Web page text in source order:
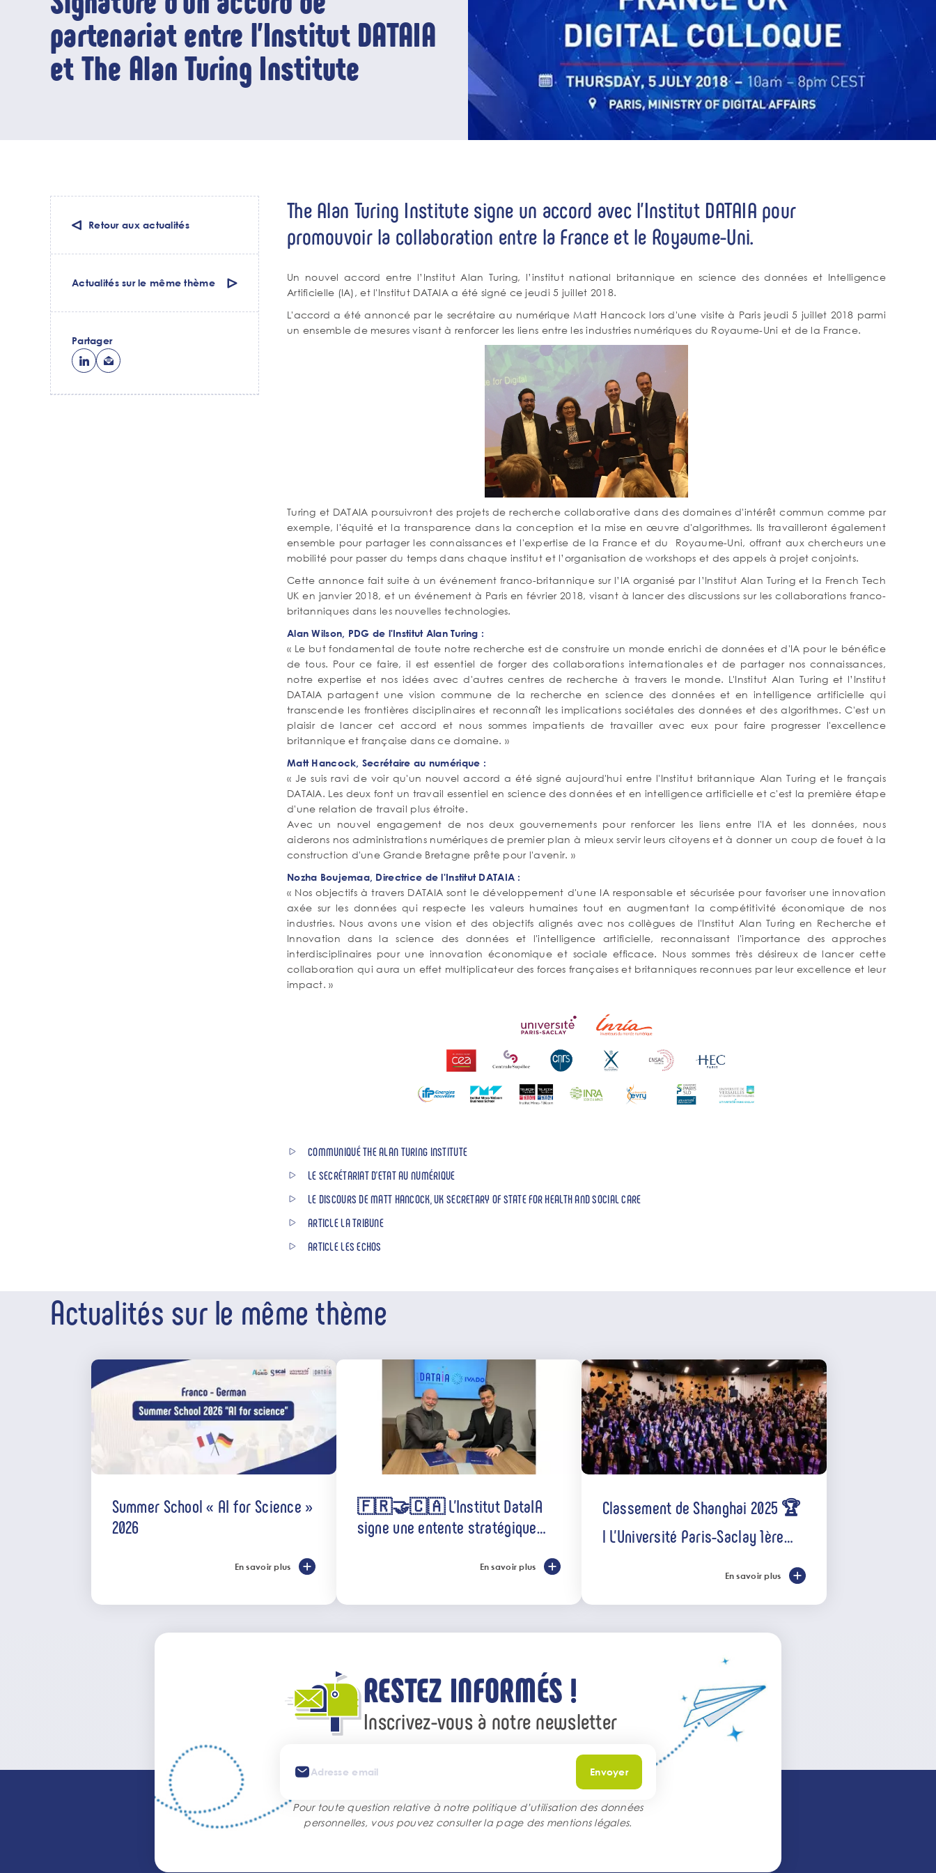
partenariat entre l’Institut DATAIA
et The Alan Turing Institute
Retour aux actualités
Actualités sur le même thème
Partager
The Alan Turing Institute signe un accord avec l'Institut DATAIA pour
promouvoir la collaboration entre la France et le Royaume-Uni.
Un nouvel accord entre l’Institut Alan Turing, l’institut national britannique en science des données et Intelligence
Artificielle (IA), et l'Institut DATAIA a été signé ce jeudi 5 juillet 2018.
L'accord a été annoncé par le secrétaire au numérique Matt Hancock lors d'une visite à Paris jeudi 5 juillet 2018 parmi
un ensemble de mesures visant à renforcer les liens entre les industries numériques du Royaume-Uni et de la France.
Turing et DATAIA poursuivront des projets de recherche collaborative dans des domaines d'intérêt commun comme par
exemple, l'équité et la transparence dans la conception et la mise en œuvre d'algorithmes. Ils travailleront également
ensemble pour partager les connaissances et l'expertise de la France et du Royaume-Uni, offrant aux chercheurs une
mobilité pour passer du temps dans chaque institut et l’organisation de workshops et des appels à projet conjoints.
Cette annonce fait suite à un événement franco-britannique sur l’IA organisé par l’Institut Alan Turing et la French Tech
UK en janvier 2018, et un événement à Paris en février 2018, visant à lancer des discussions sur les collaborations franco-
britanniques dans les nouvelles technologies.
Alan Wilson, PDG de l'Institut Alan Turing :
« Le but fondamental de toute notre recherche est de construire un monde enrichi de données et d'IA pour le bénéfice
de tous. Pour ce faire, il est essentiel de forger des collaborations internationales et de partager nos connaissances,
notre expertise et nos idées avec d'autres centres de recherche à travers le monde. L'Institut Alan Turing et l’Institut
DATAIA partagent une vision commune de la recherche en science des données et en intelligence artificielle qui
transcende les frontières disciplinaires et reconnaît les implications sociétales des données et des algorithmes. C'est un
plaisir de lancer cet accord et nous sommes impatients de travailler avec eux pour faire progresser l'excellence
britannique et française dans ce domaine. »
Matt Hancock, Secrétaire au numérique :
« Je suis ravi de voir qu'un nouvel accord a été signé aujourd'hui entre l'Institut britannique Alan Turing et le français
DATAIA. Les deux font un travail essentiel en science des données et en intelligence artificielle et c'est la première étape
d'une relation de travail plus étroite.
Avec un nouvel engagement de nos deux gouvernements pour renforcer les liens entre l'IA et les données, nous
aiderons nos administrations numériques de premier plan à mieux servir leurs citoyens et à donner un coup de fouet à la
construction d'une Grande Bretagne prête pour l'avenir. »
Nozha Boujemaa, Directrice de l'Institut DATAIA :
« Nos objectifs à travers DATAIA sont le développement d'une IA responsable et sécurisée pour favoriser une innovation
axée sur les données qui respecte les valeurs humaines tout en augmentant la compétitivité économique de nos
industries. Nous avons une vision et des objectifs alignés avec nos collègues de l'Institut Alan Turing en Recherche et
Innovation dans la science des données et l'intelligence artificielle, reconnaissant l'importance des approches
interdisciplinaires pour une innovation économique et sociale efficace. Nous sommes très désireux de lancer cette
collaboration qui aura un effet multiplicateur des forces françaises et britanniques reconnues par leur excellence et leur
impact. »
COMMUNIQUÉ THE ALAN TURING INSTITUTE
LE SECRÉTARIAT D'ETAT AU NUMÉRIQUE
LE DISCOURS DE MATT HANCOCK, UK SECRETARY OF STATE FOR HEALTH AND SOCIAL CARE
ARTICLE LA TRIBUNE
ARTICLE LES ECHOS
Actualités sur le même thème
Summer School « AI for Science »
2026
En savoir plus
🇫🇷🤝🇨🇦 L’Institut DataIA
signe une entente stratégique
En savoir plus
Classement de Shanghai 2025 🏆
l L’Université Paris-Saclay 1ère
En savoir plus
RESTEZ INFORMÉS !
Inscrivez-vous à notre newsletter
Envoyer
Pour toute question relative à notre politique d’utilisation des données
personnelles, vous pouvez consulter la page des mentions légales.